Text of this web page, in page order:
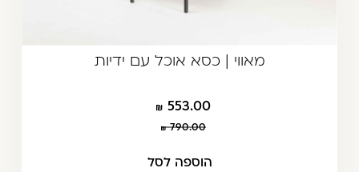
מאווי | כסא אוכל עם ידיות
553.00
790.00
הוספה לסל